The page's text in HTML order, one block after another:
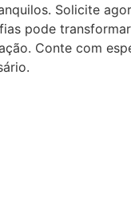
Solicite
pode
Conte com